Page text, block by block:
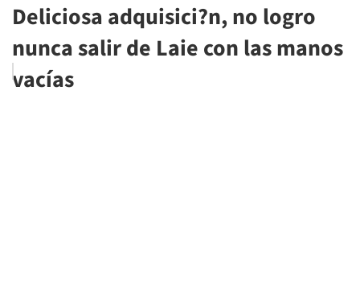
Deliciosa adquisici?n, no logro
nunca salir de Laie con las manos
vacías